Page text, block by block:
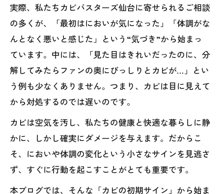
実際、私たちカビバスターズ仙台に寄せられるご相談
の多くが、「最初はにおいが気になった」「体調がな
んとなく悪いと感じた」という“気づき”から始まっ
ています。中には、「見た目はきれいだったのに、分
解してみたらファンの奥にびっしりとカビが…」とい
う例も少なくありません。つまり、カビは目に見えて
から対処するのでは遅いのです。
カビは空気を汚し、私たちの健康と快適な暮らしに静
かに、しかし確実にダメージを与えます。だからこ
そ、においや体調の変化という小さなサインを見逃さ
ず、すぐに行動を起こすことがとても重要です。
本ブログでは、そんな「カビの初期サイン」から始ま